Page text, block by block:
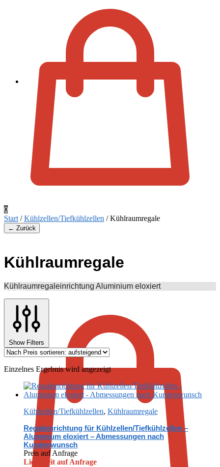
Zur Kassa
€0,00
0
Start /Kühlzellen/Tiefkühlzellen /Kühlraumregale
← Zurück
Kühlraumregale
Kühlraumregaleinrichtung Aluminium eloxiert
Show Filters
Einzelnes Ergebnis wird angezeigt
Kühlzellen/Tiefkühlzellen, Kühlraumregale
Regaleinrichtung für Kühlzellen/Tiefkühlzellen –
Aluminium eloxiert – Abmessungen nach
Kundenwunsch
Preis auf Anfrage
Lieferzeit auf Anfrage